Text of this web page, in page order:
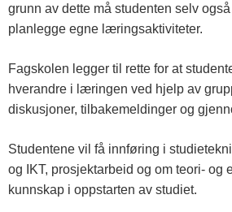
grunn av dette må studenten selv
planlegge egne læringsaktiviteter.
Fagskolen legger til rette for at
hverandre i læringen ved hjelp av
diskusjoner, tilbakemeldinger og
Studentene vil få innføring i
og IKT, prosjektarbeid og om teori- og
kunnskap i oppstarten av studiet.